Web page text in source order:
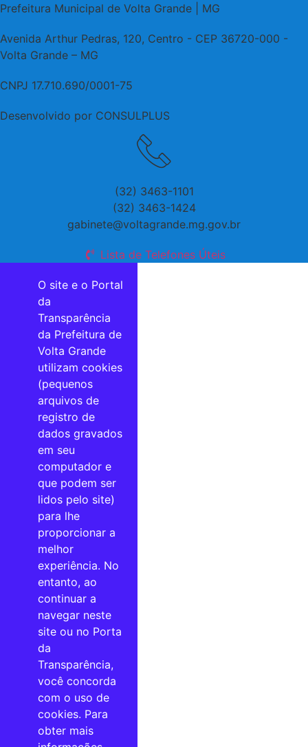
Prefeitura Municipal de Volta Grande | MG
Avenida Arthur Pedras, 120, Centro - CEP 36720-000 -
Volta Grande – MG
CNPJ 17.710.690/0001-75
Desenvolvido por CONSULPLUS
(32) 3463-1101
(32) 3463-1424
gabinete@voltagrande.mg.gov.br
Lista de Telefones Úteis
O site e o Portal
da
Transparência
da Prefeitura de
Volta Grande
utilizam cookies
(pequenos
arquivos de
registro de
dados gravados
em seu
computador e
que podem ser
lidos pelo site)
para lhe
proporcionar a
melhor
experiência. No
entanto, ao
continuar a
navegar neste
site ou no Porta
da
Transparência,
você concorda
com o uso de
cookies. Para
obter mais